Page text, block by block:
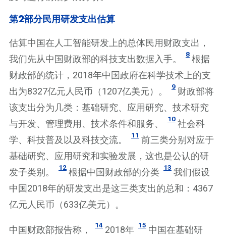
第2部分民用研发支出估算
估算中国在人工智能研发上的总体民用财政支出，
我们先从中国财政部的科技支出数据入手。
8 根据
财政部的统计，2018年中国政府在科学技术上的支
出为8327亿元人民币（1207亿美元）。
9 财政部将
该支出分为几类：基础研究、应用研究、技术研究
与开发、管理费用、技术条件和服务、
10 社会科
学、科技普及以及科技交流。
11 前三类分别对应于
基础研究、应用研究和实验发展，这也是公认的研
发子类别。
12 根据中国财政部的分类 13 我们假设
中国2018年的研发支出是这三类支出的总和：4367
亿元人民币（633亿美元）。
中国财政部报告称， 14 2018年 15 中国在基础研